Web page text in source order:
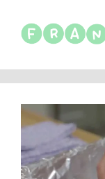
contenuto